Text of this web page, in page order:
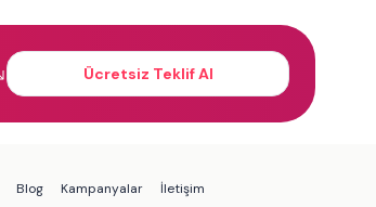
Ücretsiz Teklif Al
Blog Kampanyalar İletişim